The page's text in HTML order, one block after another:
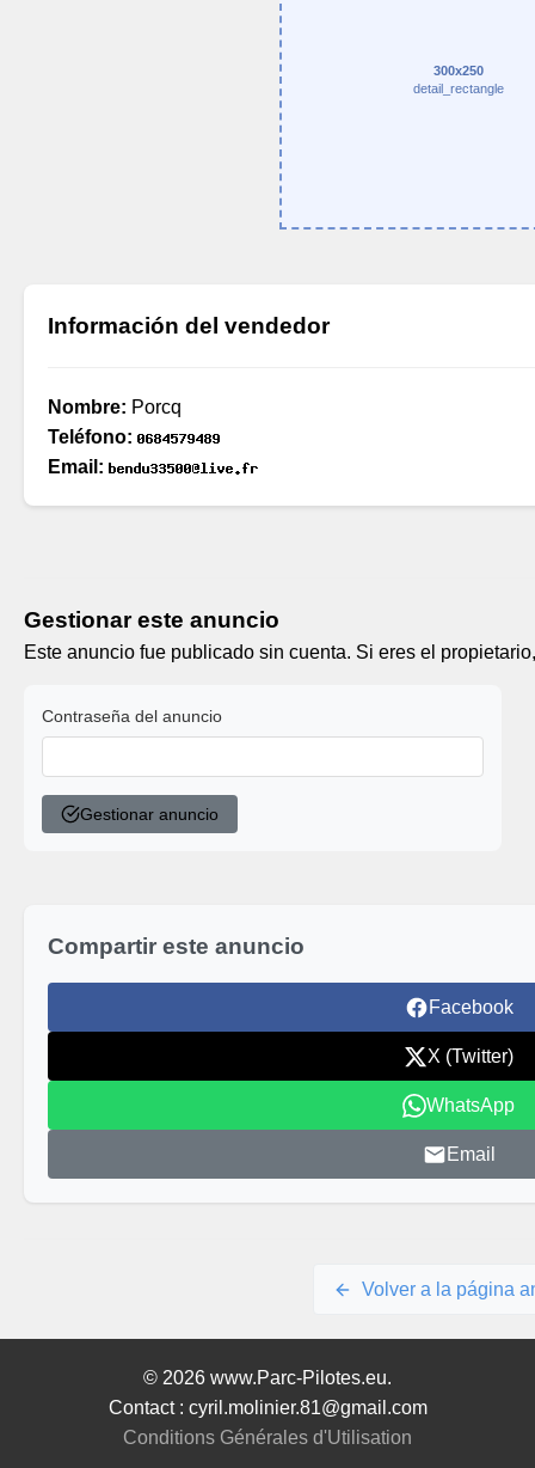
300x250
detail_rectangle
Información del vendedor
Nombre: Porcq
Teléfono:
Email:
Gestionar este anuncio
Este anuncio fue publicado sin cuenta. Si eres el
Contraseña del anuncio
Gestionar anuncio
Compartir este anuncio
Facebook
X (Twitter)
WhatsApp
Email
Volver a la página
© 2026 www.Parc-Pilotes.eu.
Contact : cyril.molinier.81@gmail.com
Conditions Générales d'Utilisation